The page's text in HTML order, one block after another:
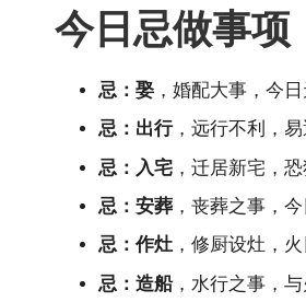
今日忌做事项
忌：娶 ，婚配大事，今
忌：出行，远行不利，易
忌：入宅 ，迁居新宅，恐
忌：安葬 ，丧葬之事，今
忌：作灶，修厨设灶，火
忌：造船，水行之事，与